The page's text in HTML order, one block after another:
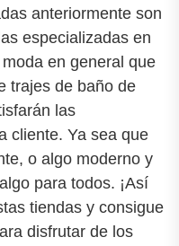
anteriormente son
especializadas en
en general que
trajes de baño de
las
cliente. Ya sea que
o algo moderno y
para todos. ¡Así
tiendas y consigue
disfrutar de los